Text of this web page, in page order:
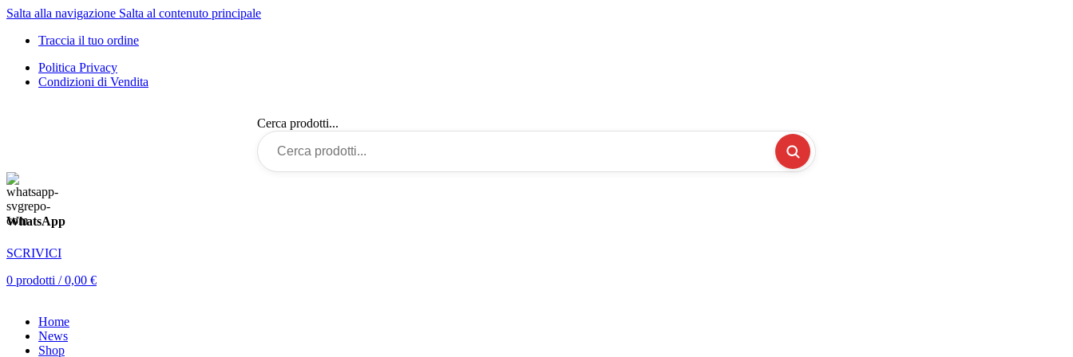
Salta alla navigazione Salta al contenuto principale
Traccia il tuo ordine
Politica Privacy
Condizioni di Vendita
Cerca prodotti...
WhatsApp
SCRIVICI
0 prodotti / 0,00 €
Home
News
Shop